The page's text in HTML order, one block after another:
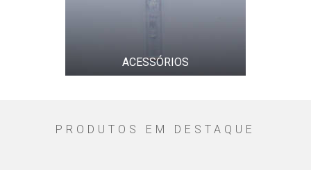
COROAS
PRODUTOS EM DESTAQUE